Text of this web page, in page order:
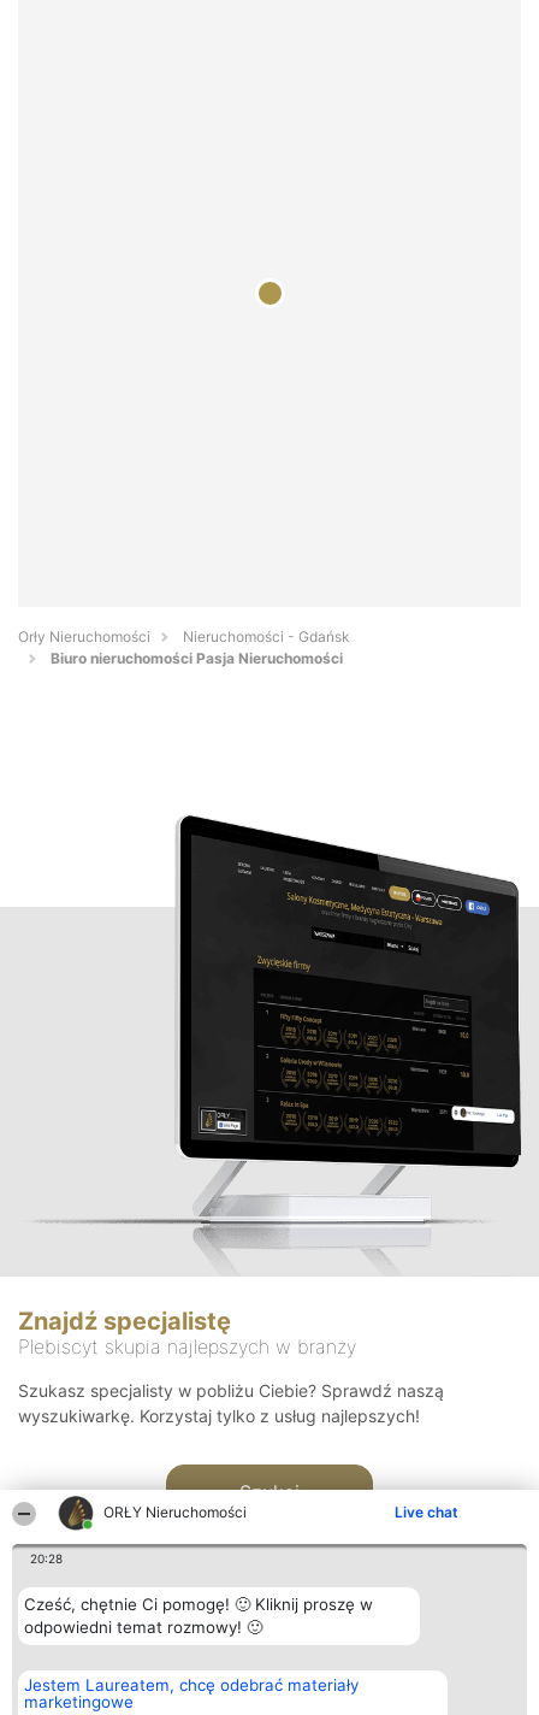
ORŁY Nieruchomości Live chat
20:28
Cześć, chętnie Ci pomogę! 🙂 Kliknij proszę w
odpowiedni temat rozmowy! 🙂
Jestem Laureatem, chcę odebrać materiały
marketingowe
Orły Nieruchomości
Nieruchomości - Gdańsk
Biuro nieruchomości Pasja Nieruchomości
Znajdź specjalistę
Plebiscyt skupia najlepszych w branży
Szukasz specjalisty w pobliżu Ciebie? Sprawdź naszą
wyszukiwarkę. Korzystaj tylko z usług najlepszych!
Szukaj
Organizator plebiscytu
Bright Side Solutions sp. z o.
o. sp. k.
Plebiscyt
Laureaci
Kontakt
Kontakt